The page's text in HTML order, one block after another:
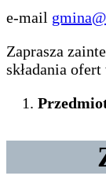
e-mail
Zaprasza
składania